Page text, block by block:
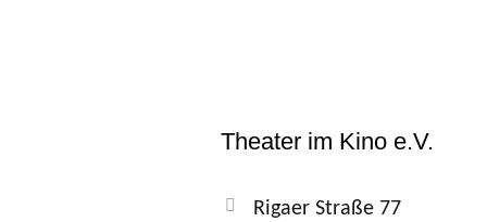
Theater im Kino e.V.
Rigaer Straße 77